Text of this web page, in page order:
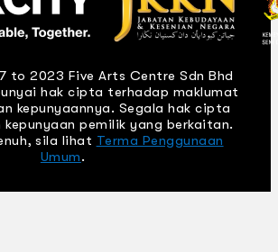
to 2023 Five Arts Centre Sdn Bhd
hak cipta terhadap maklumat
kepunyaannya. Segala hak cipta
pemilik yang berkaitan.
sila lihat Terma Penggunaan
Umum.